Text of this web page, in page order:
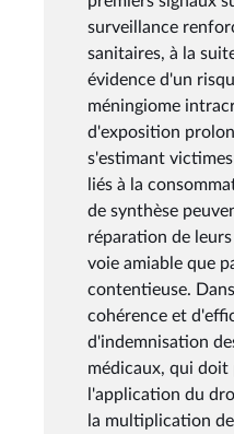
surveillance
sanitaires, à la
évidence d'un
méningiome
d'exposition
s'estimant
liés à la
de synthèse
réparation de
voie amiable que
contentieuse.
cohérence et
d'indemnisation
médicaux, qui doit
l'application du
la multiplication